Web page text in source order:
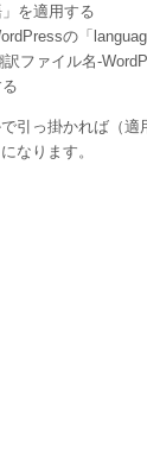
を適用する
の「
訳ファイル名-
引っ掛かれば（適
なります。